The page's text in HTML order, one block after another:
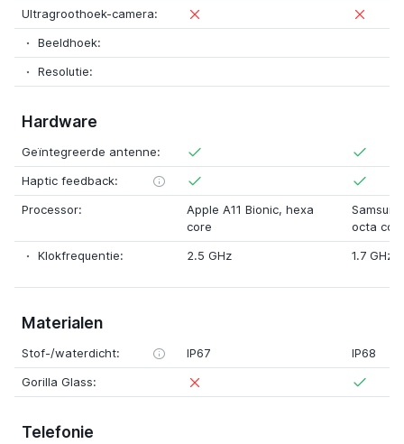
Ultragroothoek-camera:
Beeldhoek:
Resolutie:
Hardware
Geïntegreerde antenne:
Haptic feedback:
Processor:
Apple A11 Bionic, hexa
core
octa
Klokfrequentie:
2.5 GHz 1.7 GHz
Materialen
Stof-/waterdicht: IP67
IP68
Gorilla Glass:
Telefonie